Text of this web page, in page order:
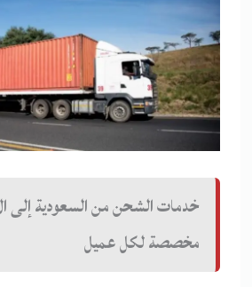
خدمات الشحن من السعودية إلى
مخصصة لكل عميل